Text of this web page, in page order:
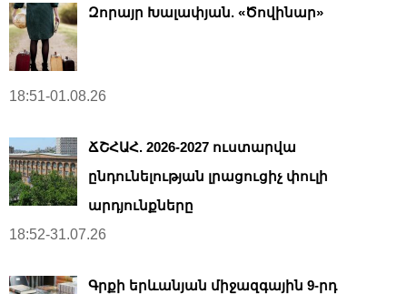
Զորայր Խալափյան. «Ծովինար»
18:51-01.08.26
ՃՇՀԱՀ. 2026-2027 ուստարվա
ընդունելության լրացուցիչ փուլի
արդյունքները
18:52-31.07.26
Գրքի երևանյան միջազգային 9-րդ